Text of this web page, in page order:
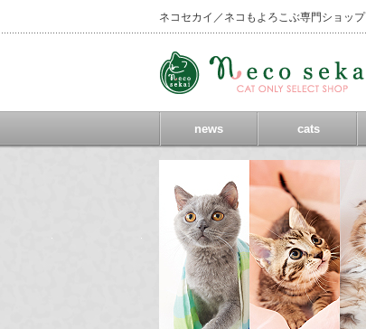
ネコセカイ／ネコもよろこぶ専門ショップ
news cats